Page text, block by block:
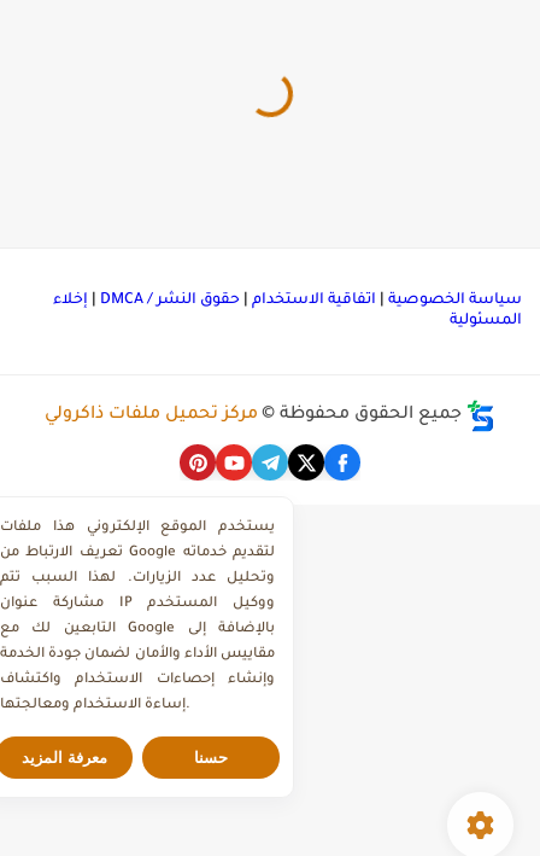
الخصوصية|اتفاقية الاستخدام|حقوق النشر / DMCA |إخلاء
جميع الحقوق محفوظة © مركز تحميل ملفات ذاكرولي
يستخدم الموقع الإلكتروني هذا ملفات
تعريف الارتباط من Google لتقديم خدماته
وتحليل عدد الزيارات. لهذا السبب تتم
مشاركة عنوان IP ووكيل المستخدم
التابعين لك مع Google بالإضافة إلى
مقاييس الأداء والأمان لضمان جودة الخدمة
وإنشاء إحصاءات الاستخدام واكتشاف
معرفة المزيد حسنا